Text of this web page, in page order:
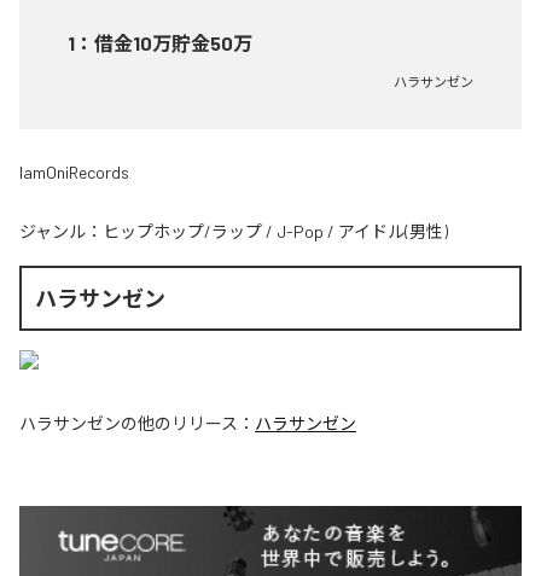
1 ： 借金10万貯金50万
ハラサンゼン
IamOniRecords
ジャンル： ヒップホップ/ラップ / J-Pop / アイドル(男性)
ハラサンゼン
ハラサンゼンの他のリリース： ハラサンゼン